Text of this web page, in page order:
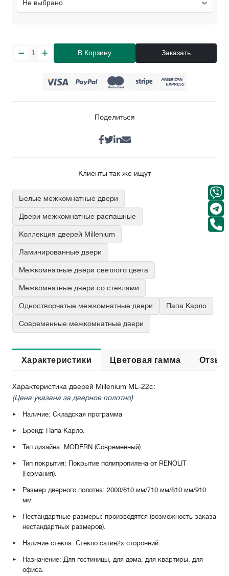
В Корзину Заказать
Поделиться
Клиенты так же ищут
Белые межкомнатные двери
Двери межкомнатные распашные
Коллекция дверей Millenium
Ламинированные двери
Межкомнатные двери светлого цвета
Межкомнатные двери со стеклами
Одностворчатые межкомнатные двери Папа Карло
Современные межкомнатные двери
Характеристики Цветовая гамма
Характеристика дверей Millenium ML-22c:
(Цена указана за дверное полотно)
Наличие: Складская программа
Бренд: Папа Карло.
Тип дизайна: MODERN (Современный).
Тип покрытия: Покрытие полипропилена от RENOLIT
(Германия).
Размер дверного полотна: 2000/610 мм/710 мм/810 мм/910
мм
Нестандартные размеры: производятся (возможность заказа
нестандартных размеров).
Наличие стекла: Стекло сатин2х сторонний.
Назначение: Для гостиницы, для дома, для квартиры, для
офиса.